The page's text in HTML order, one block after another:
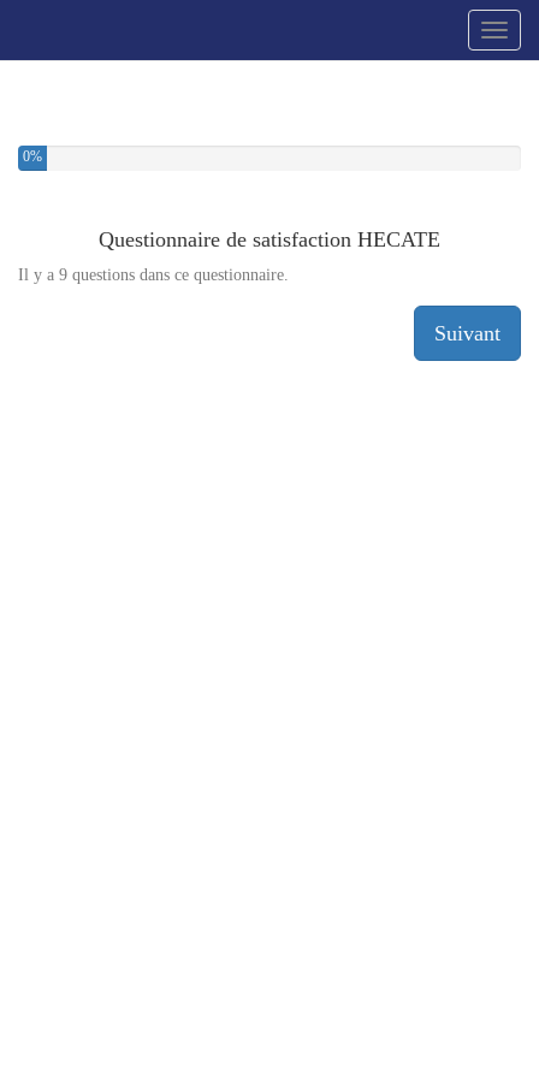
0%
Questionnaire de satisfaction HECATE
Il y a 9 questions dans ce questionnaire.
Suivant